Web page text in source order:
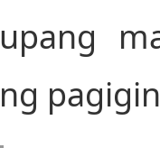
upang
ng